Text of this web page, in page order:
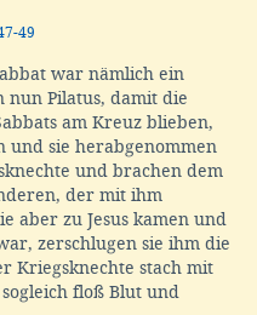
49
war nämlich ein
nun Pilatus, damit die
am Kreuz blieben,
und sie herabgenommen
und brachen dem
der mit ihm
aber zu Jesus kamen und
zerschlugen sie ihm die
Kriegsknechte stach mit
floß Blut und